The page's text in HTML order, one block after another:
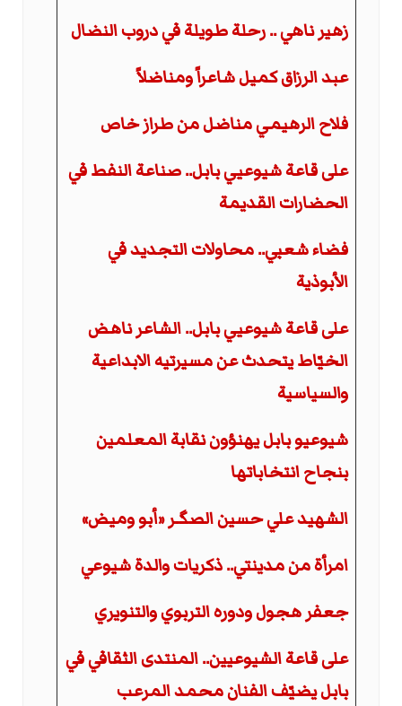
زهير ناهي .. رحلة طويلة في دروب النضال
عبد الرزاق كميل شاعراً ومناضلاً
فلاح الرهيمي مناضل من طراز خاص
على قاعة شيوعيي بابل.. صناعة النفط في
الحضارات القديمة
فضاء شعبي.. محاولات التجديد في
الأبوذية
على قاعة شيوعيي بابل.. الشاعر ناهض
الخيّاط يتحدث عن مسيرتيه الابداعية
والسياسية
شيوعيو بابل يهنؤون نقابة المعلمين
بنجاح انتخاباتها
الشهيد علي حسين الصگـر «أبو وميض»
امرأة من مدينتي.. ذكريات والدة شيوعي
جعفر هجول ودوره التربوي والتنويري
على قاعة الشيوعيين.. المنتدى الثقافي في
بابل يضيّف الفنان محمد المرعب